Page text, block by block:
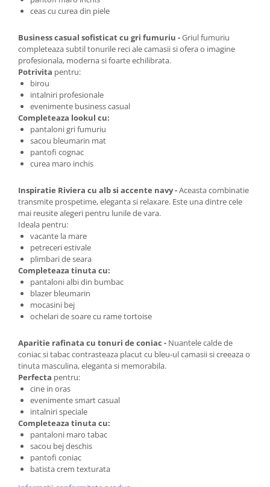
ceas cu curea din piele
Business casual sofisticat cu gri fumuriu -Griul fumuriu
completeaza subtil tonurile reci ale camasii si ofera o imagine
profesionala, moderna si foarte echilibrata.
Potrivita pentru:
birou
intalniri profesionale
evenimente business casual
Completeaza lookul cu:
pantaloni gri fumuriu
sacou bleumarin mat
pantofi cognac
curea maro inchis
Inspiratie Riviera cu alb si accente navy -Aceasta combinatie
transmite prospetime, eleganta si relaxare. Este una dintre cele
mai reusite alegeri pentru lunile de vara.
Ideala pentru:
vacante la mare
petreceri estivale
plimbari de seara
Completeaza tinuta cu:
pantaloni albi din bumbac
blazer bleumarin
mocasini bej
ochelari de soare cu rame tortoise
Aparitie rafinata cu tonuri de coniac - Nuantele calde de
coniac si tabac contrasteaza placut cu bleu-ul camasii si creeaza o
tinuta masculina, eleganta si memorabila.
Perfecta pentru:
cine in oras
evenimente smart casual
intalniri speciale
Completeaza tinuta cu:
pantaloni maro tabac
sacou bej deschis
pantofi coniac
batista crem texturata